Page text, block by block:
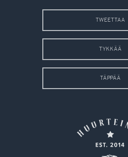
TWEETTAA
TYKKÄÄ
TÄPPÄÄ